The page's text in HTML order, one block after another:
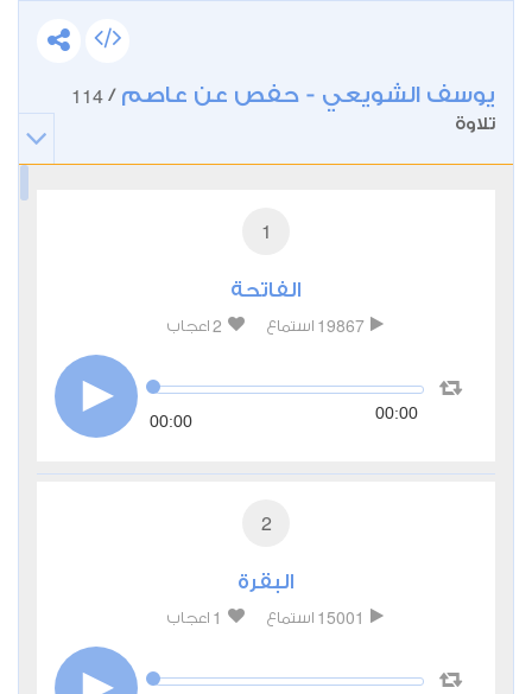
يوسف الشويعي - حفص عن عاصم /
114
تلاوة
1
الفاتحة
19867 استماع 2 اعجاب
00:00 00:00
2
البقرة
15001 استماع 1 اعجاب